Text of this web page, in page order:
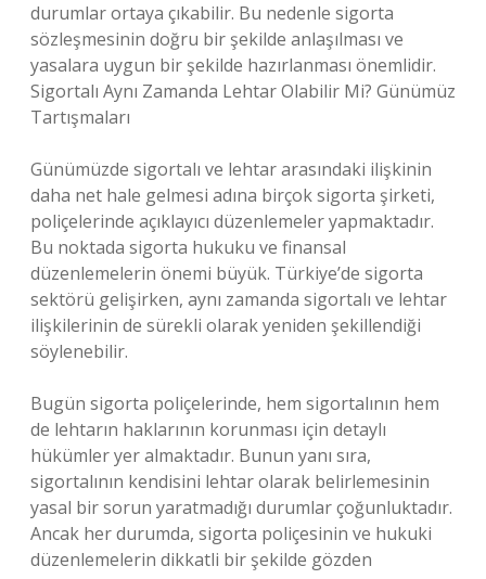
durumlar ortaya çıkabilir. Bu nedenle sigorta
sözleşmesinin doğru bir şekilde anlaşılması ve
yasalara uygun bir şekilde hazırlanması önemlidir.
Sigortalı Aynı Zamanda Lehtar Olabilir Mi? Günümüz
Tartışmaları
Günümüzde sigortalı ve lehtar arasındaki ilişkinin
daha net hale gelmesi adına birçok sigorta şirketi,
poliçelerinde açıklayıcı düzenlemeler yapmaktadır.
Bu noktada sigorta hukuku ve finansal
düzenlemelerin önemi büyük. Türkiye’de sigorta
sektörü gelişirken, aynı zamanda sigortalı ve lehtar
ilişkilerinin de sürekli olarak yeniden şekillendiği
söylenebilir.
Bugün sigorta poliçelerinde, hem sigortalının hem
de lehtarın haklarının korunması için detaylı
hükümler yer almaktadır. Bunun yanı sıra,
sigortalının kendisini lehtar olarak belirlemesinin
yasal bir sorun yaratmadığı durumlar çoğunluktadır.
Ancak her durumda, sigorta poliçesinin ve hukuki
düzenlemelerin dikkatli bir şekilde gözden